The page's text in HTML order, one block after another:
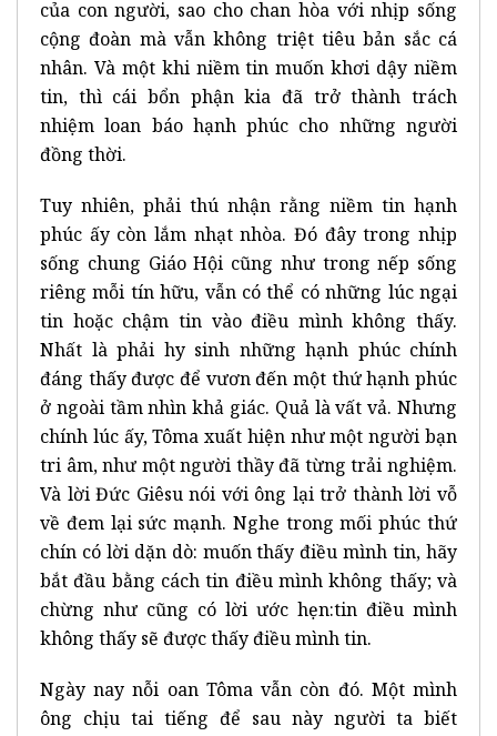
của con người, sao cho chan hòa với nhịp sống
cộng đoàn mà vẫn không triệt tiêu bản sắc cá
nhân. Và một khi niềm tin muốn khơi dậy niềm
tin, thì cái bổn phận kia đã trở thành trách
nhiệm loan báo hạnh phúc cho những người
đồng thời.
Tuy nhiên, phải thú nhận rằng niềm tin hạnh
phúc ấy còn lắm nhạt nhòa. Đó đây trong nhịp
sống chung Giáo Hội cũng như trong nếp sống
riêng mỗi tín hữu, vẫn có thể có những lúc ngại
tin hoặc chậm tin vào điều mình không thấy.
Nhất là phải hy sinh những hạnh phúc chính
đáng thấy được để vươn đến một thứ hạnh phúc
ở ngoài tầm nhìn khả giác. Quả là vất vả. Nhưng
chính lúc ấy, Tôma xuất hiện như một người bạn
tri âm, như một người thầy đã từng trải nghiệm.
Và lời Đức Giêsu nói với ông lại trở thành lời vỗ
về đem lại sức mạnh. Nghe trong mối phúc thứ
chín có lời dặn dò: muốn thấy điều mình tin, hãy
bắt đầu bằng cách tin điều mình không thấy; và
chừng như cũng có lời ước hẹn:tin điều mình
không thấy sẽ được thấy điều mình tin.
Ngày nay nỗi oan Tôma vẫn còn đó. Một mình
ông chịu tai tiếng để sau này người ta biết